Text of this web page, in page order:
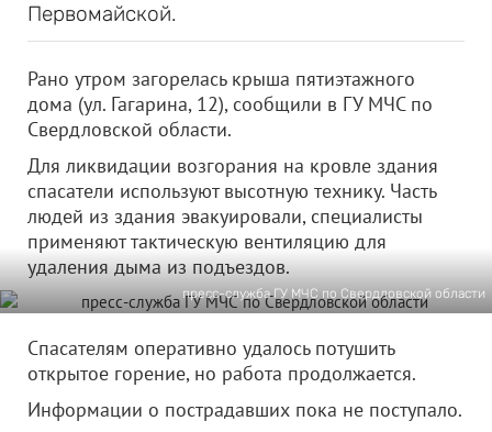
Первомайской.
Рано утром загорелась крыша пятиэтажного
дома (ул. Гагарина, 12), сообщили в ГУ МЧС по
Свердловской области.
Для ликвидации возгорания на кровле здания
спасатели используют высотную технику. Часть
людей из здания эвакуировали, специалисты
применяют тактическую вентиляцию для
удаления дыма из подъездов.
пресс-служба ГУ МЧС по Свердловской области
Спасателям оперативно удалось потушить
открытое горение, но работа продолжается.
Информации о пострадавших пока не поступало.